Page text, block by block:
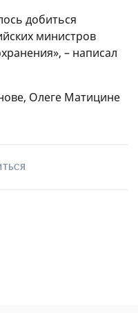
добиться
министров
– написал
Олеге Матицине